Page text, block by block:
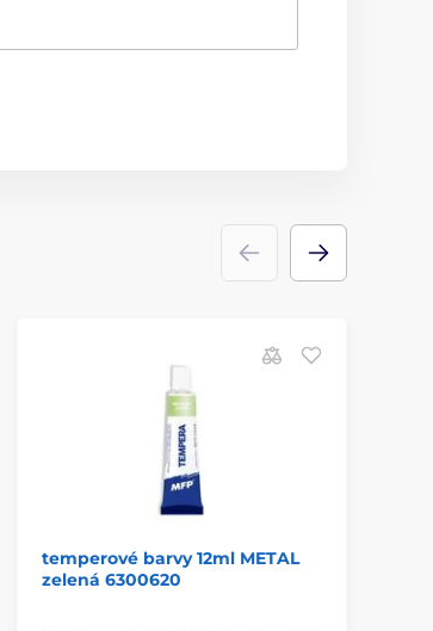
temperové barvy 12ml METAL
zelená 6300620